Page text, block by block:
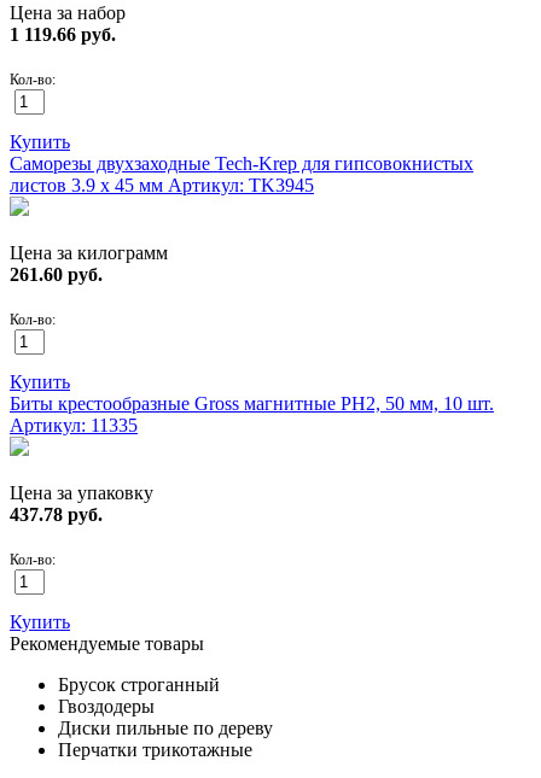
Цена за набор
1 119.66 руб.
Кол-во:
Купить
Саморезы двухзаходные Tech-Krep для гипсовокнистых
листов 3.9 х 45 мм Артикул: TK3945
Цена за килограмм
261.60 руб.
Кол-во:
Купить
Биты крестообразные Gross магнитные PH2, 50 мм, 10 шт.
Артикул: 11335
Цена за упаковку
437.78 руб.
Кол-во:
Купить
Рекомендуемые товары
Брусок строганный
Гвоздодеры
Диски пильные по дереву
Перчатки трикотажные